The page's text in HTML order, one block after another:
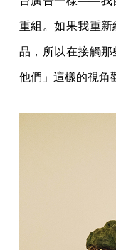
重組。如果我重
品，所以在接觸
他們」這樣的視角